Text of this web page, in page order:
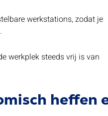
werkstations, zodat je
werkplek steeds vrij is van
heffen